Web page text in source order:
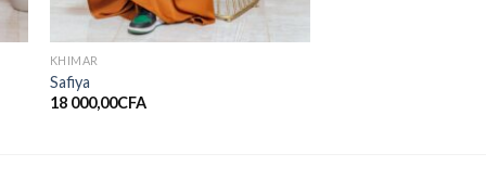
KHIMAR
Safiya
18 000,00CFA